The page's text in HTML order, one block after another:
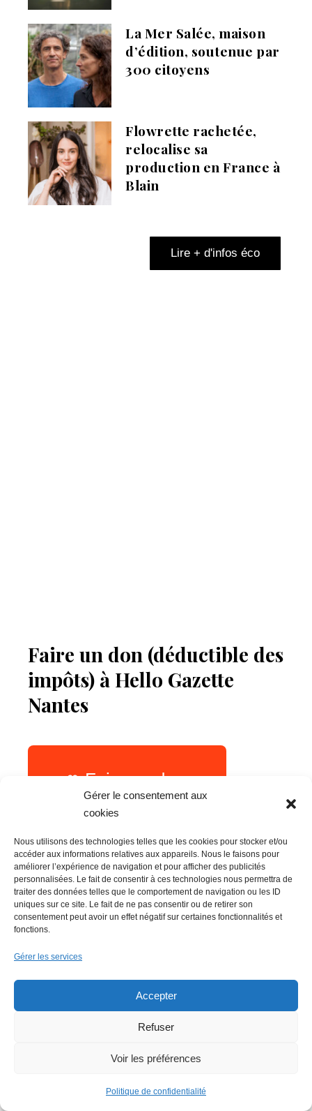
Gérer le consentement aux
cookies
Nous utilisons des technologies telles que les cookies pour stocker et/ou
accéder aux informations relatives aux appareils. Nous le faisons pour
améliorer l’expérience de navigation et pour afficher des publicités
personnalisées. Le fait de consentir à ces technologies nous permettra de
traiter des données telles que le comportement de navigation ou les ID
uniques sur ce site. Le fait de ne pas consentir ou de retirer son
consentement peut avoir un effet négatif sur certaines fonctionnalités et
fonctions.
Gérer les services
Accepter
Refuser
Voir les préférences
Politique de confidentialité
La Mer Salée, maison
d’édition, soutenue par
300 citoyens
Flowrette rachetée,
relocalise sa
production en France à
Blain
Lire + d'infos éco
Faire un don (déductible des
impôts) à Hello Gazette
Nantes
Faire un don
Rechercher :